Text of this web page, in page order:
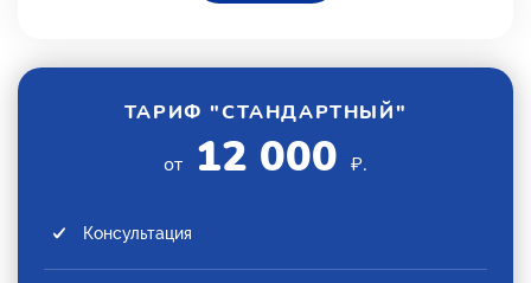
ТАРИФ "СТАНДАРТНЫЙ"
от 12 000 ₽.
Консультация